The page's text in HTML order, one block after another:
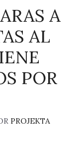
A
AL
POR
PROJEKTA